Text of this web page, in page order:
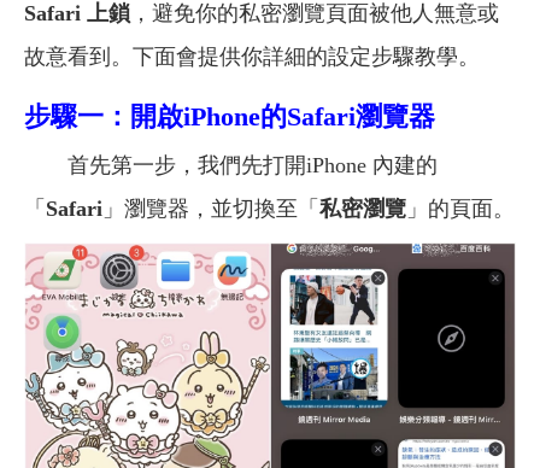
Safari 上鎖 ，避免你的私密瀏覽頁面被他人無意或
故意看到。下面會提供你詳細的設定步驟教學。
步驟一：開啟iPhone的Safari瀏覽器
首先第一步，我們先打開iPhone 內建的
「 Safari 」瀏覽器，並切換至「 私密瀏覽 」的頁面。